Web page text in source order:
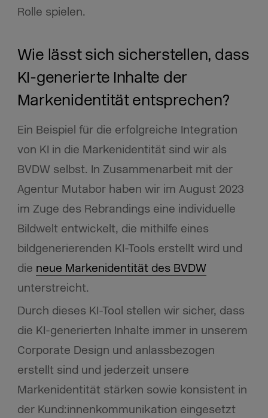
Rolle spielen.
Wie lässt sich sicherstellen, dass
KI-generierte Inhalte der
Markenidentität entsprechen?
Ein Beispiel für die erfolgreiche Integration
von KI in die Markenidentität sind wir als
BVDW selbst. In Zusammenarbeit mit der
Agentur Mutabor haben wir im August 2023
im Zuge des Rebrandings eine individuelle
Bildwelt entwickelt, die mithilfe eines
bildgenerierenden KI-Tools erstellt wird und
die neue Markenidentität des BVDW
unterstreicht.
Durch dieses KI-Tool stellen wir sicher, dass
die KI-generierten Inhalte immer in unserem
Corporate Design und anlassbezogen
erstellt sind und jederzeit unsere
Markenidentität stärken sowie konsistent in
der Kund:innenkommunikation eingesetzt